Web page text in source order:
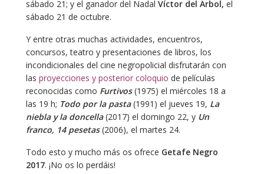
sábado 21; y el ganador del Nadal Víctor del Árbol, el
sábado 21 de octubre.
Y entre otras muchas actividades, encuentros,
concursos, teatro y presentaciones de libros, los
incondicionales del cine negropolicial disfrutarán con
las proyecciones y posterior coloquio de películas
reconocidas como Furtivos(1975) el miércoles 18 a
las 19 h; Todo por la pasta(1991) el jueves 19, La
niebla y la doncella(2017) el domingo 22, y Un
franco, 14 pesetas(2006), el martes 24.
Todo esto y mucho más os ofrece Getafe Negro
2017. ¡No os lo perdáis!